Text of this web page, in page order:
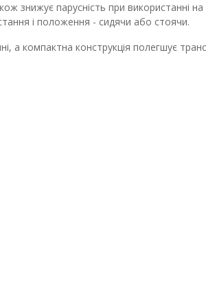
знижує парусність при використанні на
і положення - сидячи або стоячи.
а компактна конструкція полегшує